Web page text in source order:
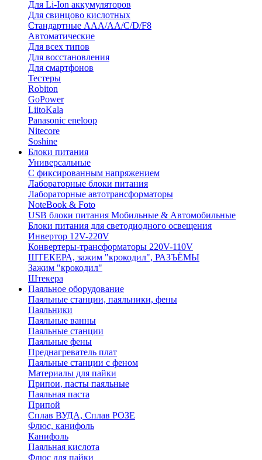
Для Li-Ion аккумуляторов
Для свинцово кислотных
Стандартные ААА/АА/С/D/F8
Автоматические
Для всех типов
Для восстановления
Для смартфонов
Тестеры
Robiton
GoPower
LiitoKala
Panasonic eneloop
Nitecore
Soshine
Блоки питания
Универсальные
C фиксированным напряжением
Лабораторные блоки питания
Лабораторные автотрансформаторы
NoteBook & Foto
USB блоки питания Мобильные & Автомобильные
Блоки питания для светодиодного освещения
Инвертор 12V-220V
Конвертеры-трансформаторы 220V-110V
ШТЕКЕРА, зажим "крокодил", РАЗЪЁМЫ
Зажим "крокодил"
Штекера
Паяльное оборудование
Паяльные станции, паяльники, фены
Паяльники
Паяльные ванны
Паяльные станции
Паяльные фены
Преднагреватель плат
Паяльные станции с феном
Материалы для пайки
Припои, пасты паяльные
Паяльная паста
Припой
Сплав ВУДА, Сплав РОЗЕ
Флюс, канифоль
Канифоль
Паяльная кислота
Флюс для пайки